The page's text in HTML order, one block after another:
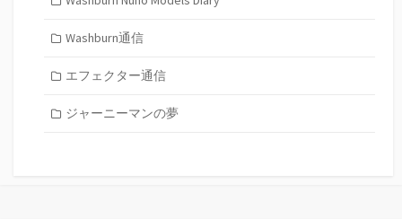
Washburn通信
エフェクター通信
ジャーニーマンの夢